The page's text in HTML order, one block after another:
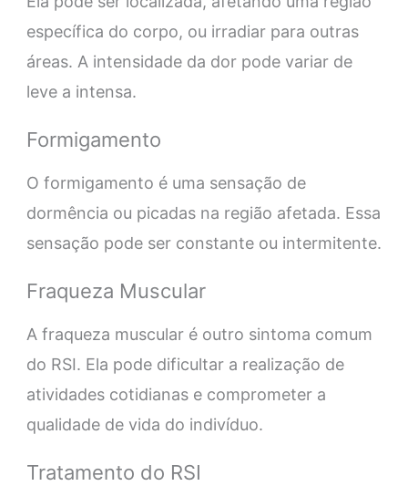
específica do corpo, ou irradiar para outras
áreas. A intensidade da dor pode variar de
leve a intensa.
Formigamento
O formigamento é uma sensação de
dormência ou picadas na região afetada. Essa
sensação pode ser constante ou intermitente.
Fraqueza Muscular
A fraqueza muscular é outro sintoma comum
do RSI. Ela pode dificultar a realização de
atividades cotidianas e comprometer a
qualidade de vida do indivíduo.
Tratamento do RSI